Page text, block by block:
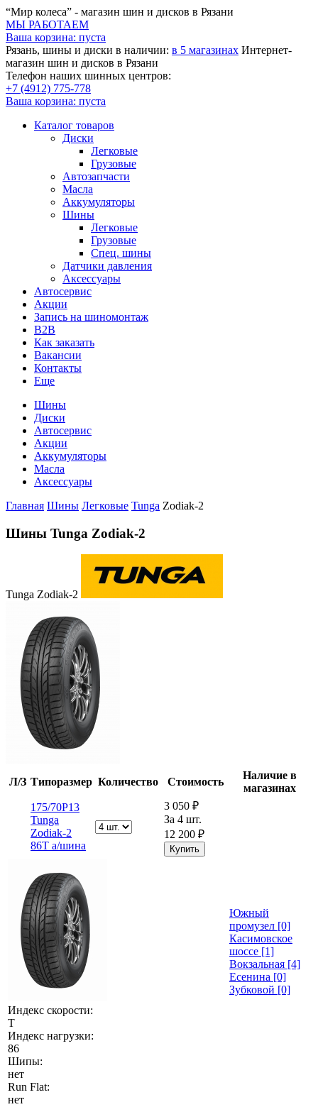
“Мир колеса” - магазин шин и дисков в Рязани
МЫ РАБОТАЕМ
Ваша корзина: пуста
Рязань, шины и диски в наличии: в 5 магазинах Интернет-
магазин шин и дисков в Рязани
Телефон наших шинных центров:
+7 (4912) 775-778
Ваша корзина: пуста
Каталог товаров
Диски
Легковые
Грузовые
Автозапчасти
Масла
Аккумуляторы
Шины
Легковые
Грузовые
Спец. шины
Датчики давления
Аксессуары
Автосервис
Акции
Запись на шиномонтаж
B2B
Как заказать
Вакансии
Контакты
Еще
Шины
Диски
Автосервис
Акции
Аккумуляторы
Масла
Аксессуары
Главная Шины Легковые Tunga Zodiak-2
Шины Tunga Zodiak-2
Tunga Zodiak-2
Л/З Типоразмер Количество Стоимость
Наличие в
магазинах
175/70Р13
Tunga
Zodiak-2
86T а/шина
3 050 ₽
За 4 шт.
12 200 ₽
Южный
промузел [0]
Касимовское
шоссе [1]
Вокзальная [4]
Есенина [0]
Зубковой [0]
Индекс скорости:
T
Индекс нагрузки:
86
Шипы:
нет
Run Flat:
нет